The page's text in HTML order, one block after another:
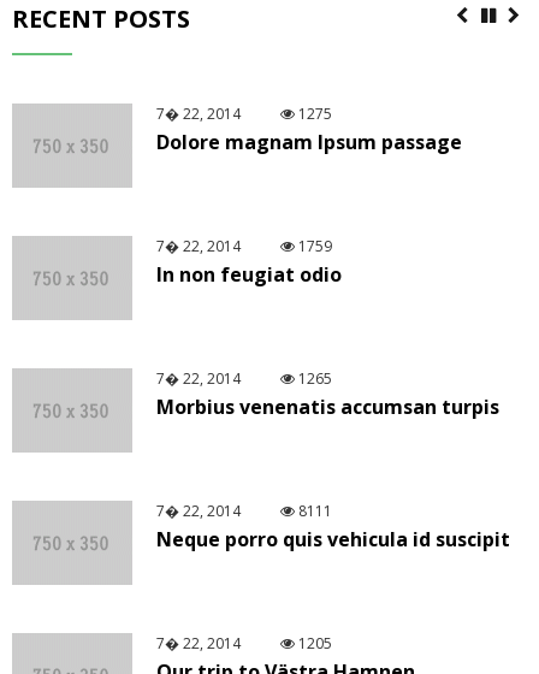
RECENT POSTS
7� 22, 2014 1275
Dolore magnam Ipsum passage
7� 22, 2014 1759
In non feugiat odio
7� 22, 2014 1265
Morbius venenatis accumsan turpis
7� 22, 2014 8111
Neque porro quis vehicula id suscipit
7� 22, 2014 1205